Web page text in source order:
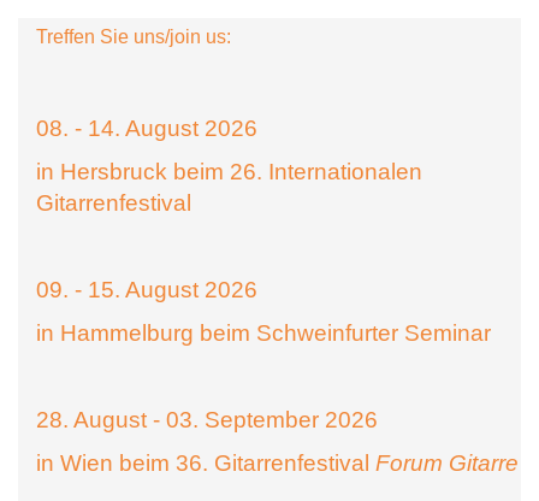
Treffen Sie uns/join us:
08. - 14. August 2026
in Hersbruck beim 26. Internationalen
Gitarrenfestival
09. - 15. August 2026
in Hammelburg beim Schweinfurter Seminar
28. August - 03. September 2026
in Wien beim 36. Gitarrenfestival Forum Gitarre